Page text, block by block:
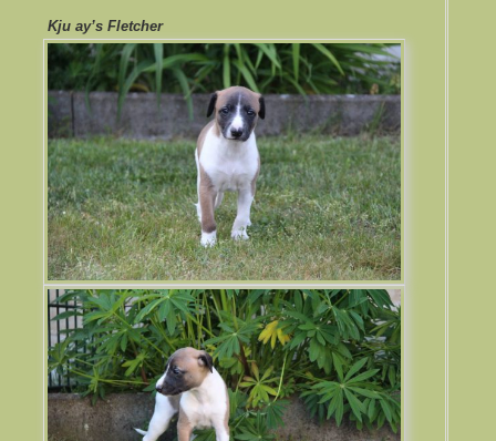
Kju ay’s Fletcher